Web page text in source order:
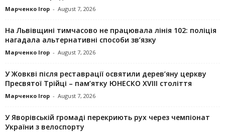
Марченко Ігор - August 7, 2026
На Львівщині тимчасово не працювала лінія 102: поліція
нагадала альтернативні способи зв’язку
Марченко Ігор - August 7, 2026
У Жовкві після реставрації освятили дерев’яну церкву
Пресвятої Трійці – пам’ятку ЮНЕСКО XVIII століття
Марченко Ігор - August 7, 2026
У Яворівській громаді перекриють рух через чемпіонат
України з велоспорту